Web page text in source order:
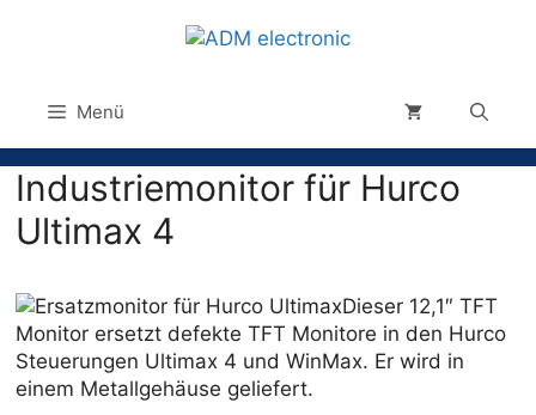
Menü
Industriemonitor für Hurco
Ultimax 4
Dieser 12,1″ TFT
Monitor ersetzt defekte TFT Monitore in den Hurco
Steuerungen Ultimax 4 und WinMax. Er wird in
einem Metallgehäuse geliefert.